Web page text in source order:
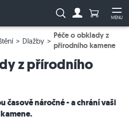
MENU
Vyhledávání:Počet
Dlažby
Péče o obklady z
přírodního kamene
z přírodního
časově náročné - a chrání vaši